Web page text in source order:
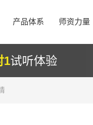
产品体系 师资力量
1试听体验